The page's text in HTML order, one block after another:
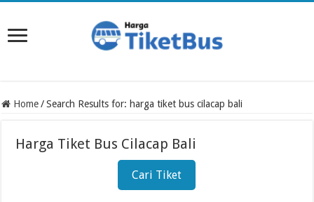
Home / Search Results for: harga tiket bus cilacap bali
Harga Tiket Bus Cilacap Bali
Cari Tiket